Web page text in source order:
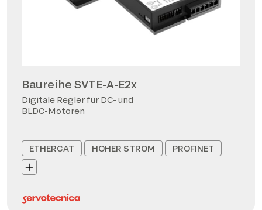
Baureihe SVTE-A-E2x
Digitale Regler für DC- und
BLDC-Motoren
ETHERCAT HOHER STROM PROFINET